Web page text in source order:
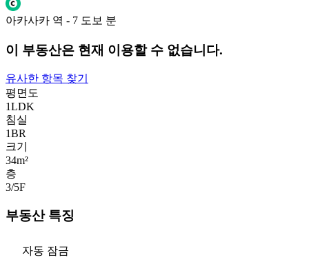
아카사카 역 - 7 도보 분
이 부동산은 현재 이용할 수 없습니다.
유사한 항목 찾기
평면도
1LDK
침실
1BR
크기
34m²
층
3/5F
부동산 특징
자동 잠금